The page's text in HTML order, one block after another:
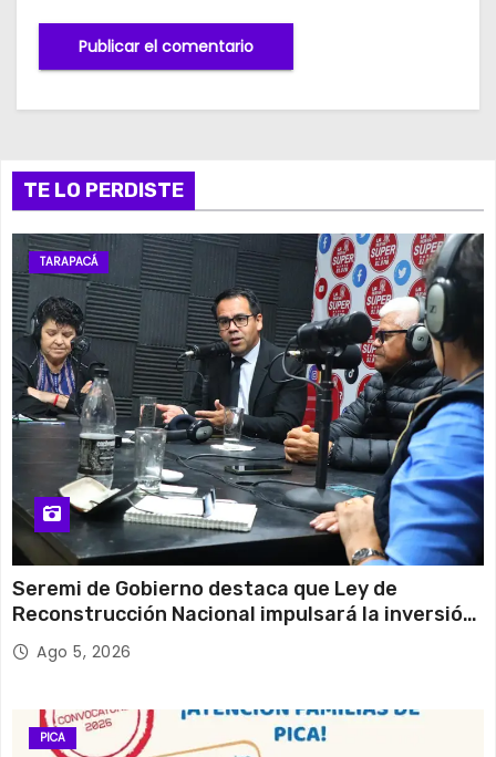
TE LO PERDISTE
TARAPACÁ
Seremi de Gobierno destaca que Ley de
Reconstrucción Nacional impulsará la inversión
y el empleo en Tarapacá
Ago 5, 2026
PICA